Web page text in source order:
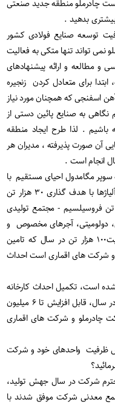
است چادرملو منطقه جدید صنعتی
بدهید .
توسعه صنایع فولادی کشور
تواند تنها متکی به فعالیت
و مطالعه و ارائه پیشنهادهای
برای متعادل کردن زنجیره
اسفنجی که همچنان مورد نیاز
به صنایع پائین دستی از
باشیم . لذا طرح ایجاد منطقه
آن صورت پذیرفته ، مدیران هر
انجام است .
سوپر مگامدول احیای مستقیم با
ظرفیت ۲.۲ میلیون تن در سال - مجتمع فروآلیاژها با هدف گذاری ۳۰ هزار تن
۲۰ هزار تن سیلیکومنگنز و ۱۵ هزار تن فروسیلسیم - مجتمع تولیدی
دولومیتی، آجرهای مخصوص و
جرم های منیتریتی و ملات های نسوز با ظرفیت۱۰۰ هزار تن در سال که تامین
و شرکت های اقماری است احداث
است، تکمیل احداث کارخانه
گندله سازی شماره ۲ با ظرفیت ۵ میلیون تن در سال، قابل افزایش تا ۶ میلیون
چادرملو و شرکت های اقماری
ظرفیت واحدهای خود و شرکت
شرکت در سال جهش تولید،
مجتمع معدنی شرکت موفق شدند با